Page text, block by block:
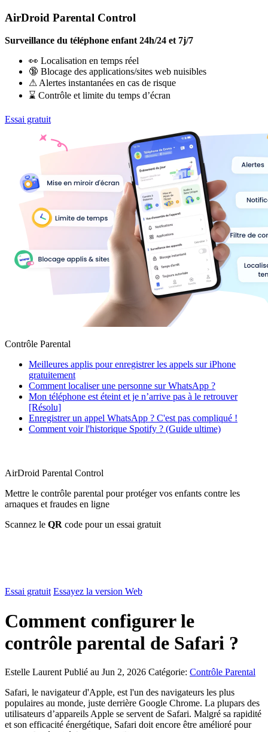
AirDroid Parental Control
Surveillance du téléphone enfant 24h/24 et 7j/7
👀 Localisation en temps réel
🔞 Blocage des applications/sites web nuisibles
⚠ Alertes instantanées en cas de risque
⌛ Contrôle et limite du temps d’écran
Essai gratuit
Contrôle Parental
Meilleures applis pour enregistrer les appels sur iPhone
gratuitement
Comment localiser une personne sur WhatsApp ?
Mon téléphone est éteint et je n’arrive pas à le retrouver
[Résolu]
Enregistrer un appel WhatsApp ? C'est pas compliqué !
Comment voir l'historique Spotify ? (Guide ultime)
AirDroid Parental Control
Mettre le contrôle parental pour protéger vos enfants contre les
arnaques et fraudes en ligne
Scannez le QR code pour un essai gratuit
Essai gratuit Essayez la version Web
Comment configurer le
contrôle parental de Safari ?
Estelle Laurent Publié au Jun 2, 2026 Catégorie: Contrôle Parental
Safari, le navigateur d'Apple, est l'un des navigateurs les plus
populaires au monde, juste derrière Google Chrome. La plupars des
utilisateurs d’appareils Apple se servent de Safari. Malgré sa rapidité
et son efficacité énergétique, Safari doit encore être amélioré pour